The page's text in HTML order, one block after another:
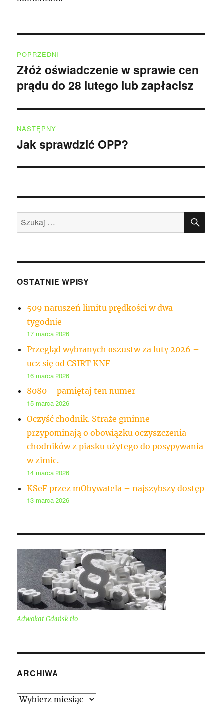
wpisu
POPRZEDNI
Poprzedni
wpis:
Złóż oświadczenie w sprawie cen
prądu do 28 lutego lub zapłacisz
NASTĘPNY
Następny
Jak sprawdzić OPP?
Szukaj:
OSTATNIE WPISY
509 naruszeń limitu prędkości w dwa
tygodnie
17 marca 2026
Przegląd wybranych oszustw za luty 2026 –
ucz się od CSIRT KNF
16 marca 2026
8080 – pamiętaj ten numer
15 marca 2026
Oczyść chodnik. Straże gminne
przypominają o obowiązku oczyszczenia
chodników z piasku użytego do posypywania
w zimie.
14 marca 2026
KSeF przez mObywatela – najszybszy dostęp
13 marca 2026
Adwokat Gdańsk tło
ARCHIWA
Archiwa